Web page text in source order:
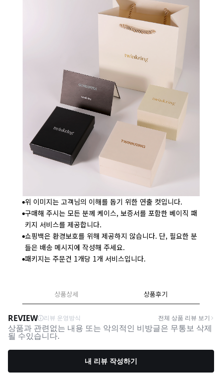
위 이미지는 고객님의 이해를 돕기 위한 연출 컷입니다.
구매해 주시는 모든 분께 케이스, 보증서를 포함한 베이직 패
키지 서비스를 제공합니다.
쇼핑백은 환경보호를 위해 제공하지 않습니다. 단, 필요한 분
들은 배송 메시지에 작성해 주세요.
패키지는 주문건 1개당 1개 서비스입니다.
상품상세 상품후기